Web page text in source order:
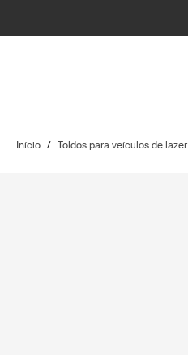
Início / Toldos para veículos de lazer